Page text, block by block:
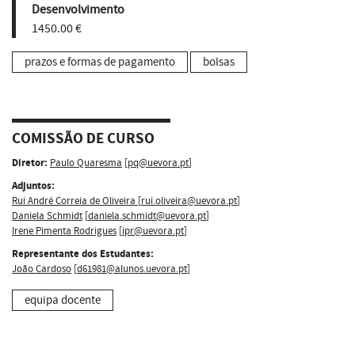
Desenvolvimento
1450.00 €
prazos e formas de pagamento bolsas
COMISSÃO DE CURSO
Diretor: Paulo Quaresma [pq@uevora.pt]
Adjuntos:
Rui André Correia de Oliveira [rui.oliveira@uevora.pt]
Daniela Schmidt[daniela.schmidt@uevora.pt]
Irene Pimenta Rodrigues [ipr@uevora.pt]
Representante dos Estudantes:
João Cardoso [d61981@alunos.uevora.pt]
equipa docente